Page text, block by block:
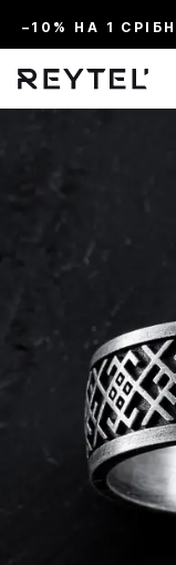
–10% НА 1